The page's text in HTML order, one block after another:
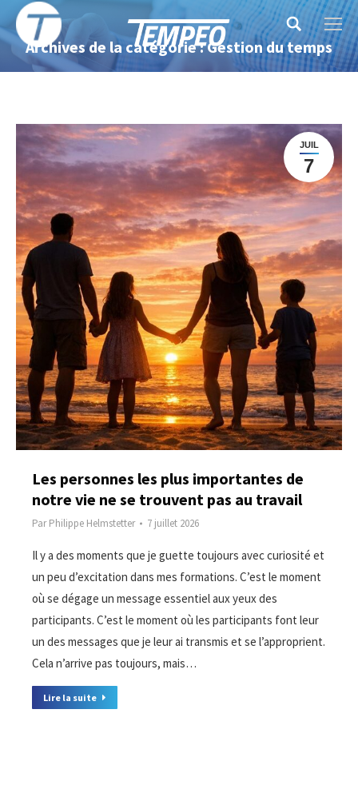
Search:
Archives de la catégorie : Gestion du temps
JUIL
7
Les personnes les plus importantes de
notre vie ne se trouvent pas au travail
ParPhilippe Helmstetter 7 juillet 2026
Il y a des moments que je guette toujours avec curiosité et
un peu d’excitation dans mes formations. C’est le moment
où se dégage un message essentiel aux yeux des
participants. C’est le moment où les participants font leur
un des messages que je leur ai transmis et se l’approprient.
Cela n’arrive pas toujours, mais…
Lire la suite